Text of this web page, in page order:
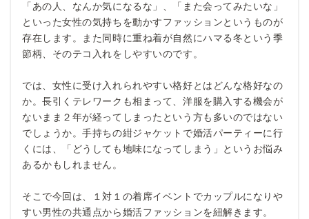
「あの人、なんか気になるな」、「また会ってみたいな」
といった女性の気持ちを動かすファッションというものが
存在します。また同時に重ね着が自然にハマる冬という季
節柄、そのテコ入れをしやすいのです。
では、女性に受け入れられやすい格好とはどんな格好なの
か。長引くテレワークも相まって、洋服を購入する機会が
ないまま２年が経ってしまったという方も多いのではない
でしょうか。手持ちの紺ジャケットで婚活パーティーに行
くには、「どうしても地味になってしまう」というお悩み
あるかもしれません。
そこで今回は、１対１の着席イベントでカップルになりや
すい男性の共通点から婚活ファッションを紐解きます。